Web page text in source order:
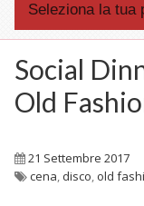
Seleziona la tua
Affinità
Forum
Chat
Account
Social
Old
21 Settembre 2017
cena, disco, old